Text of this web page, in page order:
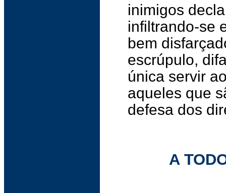
inimigos
infiltrando-se
bem
escrúpulo,
única servir
aqueles que
defesa dos
A